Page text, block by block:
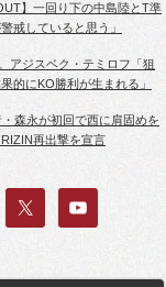
】一回り下の中島陸とT準
戒していると思う」
アジスベク・テミロフ「狙
的にKO勝利が生まれる」
・森永が初回で西に肩固めを
再出撃を宣言